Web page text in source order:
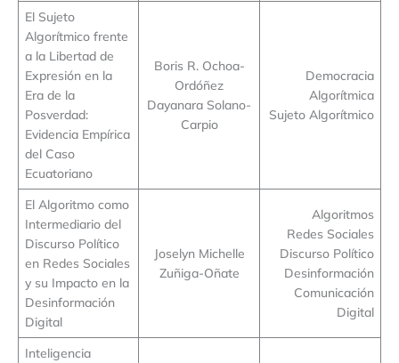
El Sujeto
Algorítmico frente
a la Libertad de
Expresión en la
Era de la
Posverdad:
Evidencia Empírica
del Caso
Ecuatoriano
Boris R. Ochoa-
Ordóñez
Dayanara Solano-
Carpio
Democracia
Algorítmica
Sujeto Algorítmico
El Algoritmo como
Intermediario del
Discurso Político
en Redes Sociales
y su Impacto en la
Desinformación
Digital
Joselyn Michelle
Zuñiga-Oñate
Algoritmos
Redes Sociales
Discurso Político
Desinformación
Comunicación
Digital
Inteligencia